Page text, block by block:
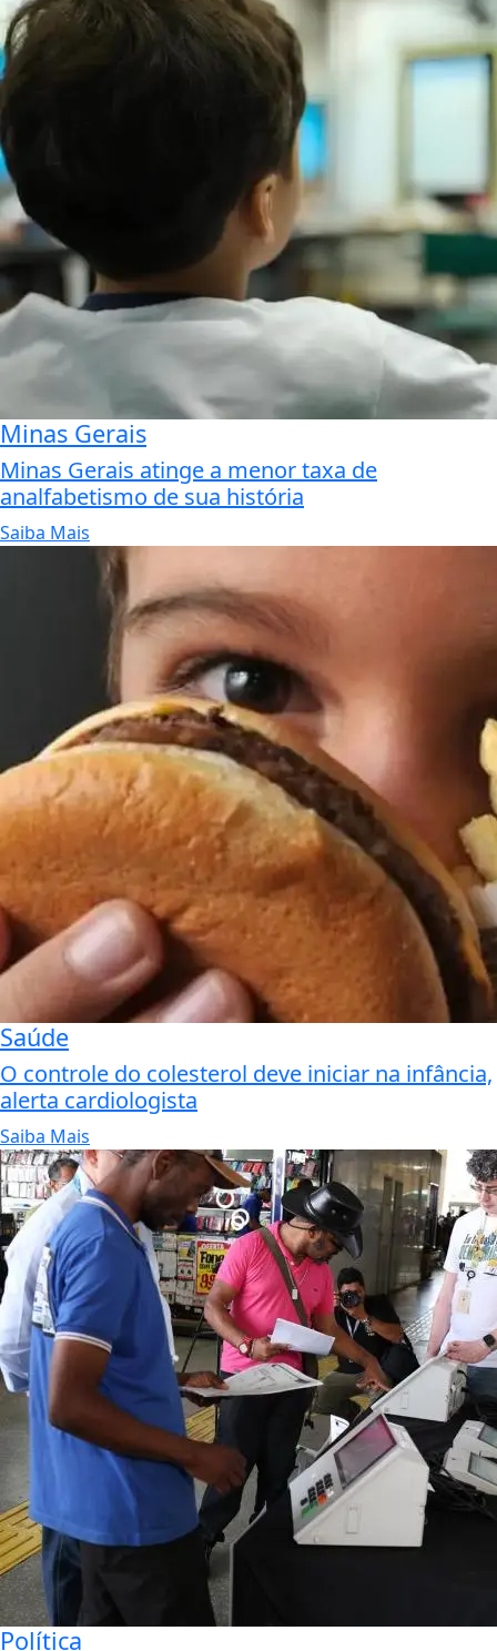
Minas Gerais
Minas Gerais atinge a menor taxa de
analfabetismo de sua história
Saiba Mais
Saúde
O controle do colesterol deve iniciar na infância,
alerta cardiologista
Saiba Mais
Política